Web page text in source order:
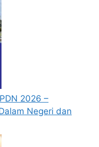
Khas.
bantuan kepada
pemantauan
Buku Teks
aktiviti di
2026 –
Negeri dan